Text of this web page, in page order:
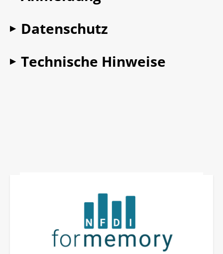
▶ Datenschutz
▶ Technische Hinweise